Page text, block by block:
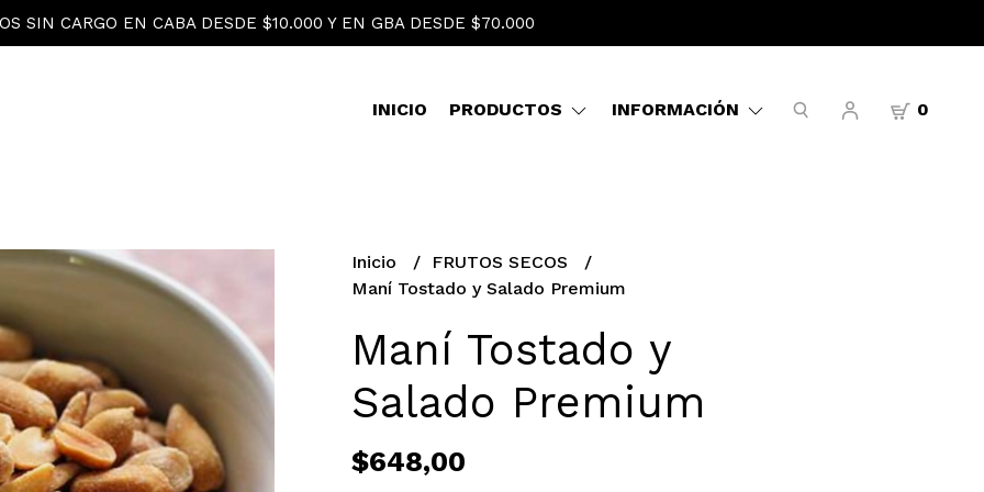
SIN CARGO EN CABA DESDE $10.000 Y EN GBA DESDE $70.000
INICIO PRODUCTOS INFORMACIÓN 0
Inicio
FRUTOS SECOS
Maní Tostado y Salado Premium
Maní Tostado y
Salado Premium
$648,00